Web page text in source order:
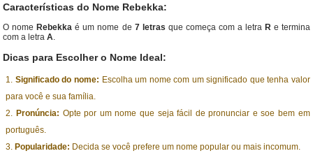
Características do Nome Rebekka:
O nome Rebekka é um nome de 7 letras que começa com a letra Re termina
com a letraA.
Dicas para Escolher o Nome Ideal:
Significado do nome: Escolha um nome com um significado que tenha valor
para você e sua família.
Pronúncia: Opte por um nome que seja fácil de pronunciar e soe bem em
português.
Popularidade: Decida se você prefere um nome popular ou mais incomum.